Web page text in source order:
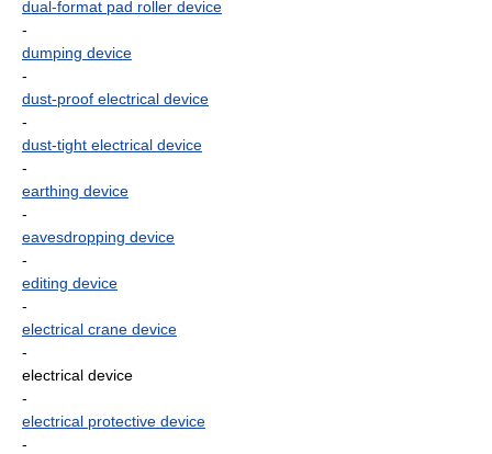
dual-format pad roller device
-
dumping device
-
dust-proof electrical device
-
dust-tight electrical device
-
earthing device
-
eavesdropping device
-
editing device
-
electrical crane device
-
electrical device
-
electrical protective device
-